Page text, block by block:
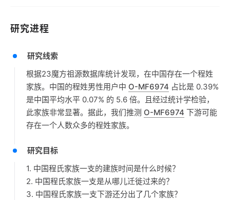
研究进程
研究线索
根据23魔方祖源数据库统计发现，在中国存在一个程姓
家族。中国的程姓男性用户中 O-MF6974 占比是 0.39%
是中国平均水平 0.07% 的 5.6 倍。且经过统计学检验，
此家族非常显著。据此，我们推测 O-MF6974 下游可能
存在一个人数众多的程姓家族。
研究目标
1. 中国程氏家族一支的建族时间是什么时候？
2. 中国程氏家族一支是从哪儿迁徙过来的？
3. 中国程氏家族一支下游还分出了几个家族？